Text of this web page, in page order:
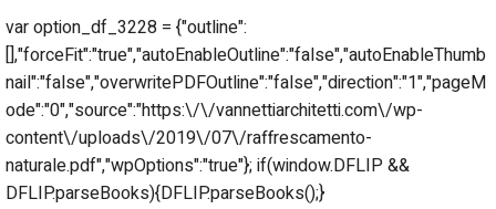
var option_df_3228 = {"outline":
[],"forceFit":"true","autoEnableOutline":"false","autoEnableThumb
nail":"false","overwritePDFOutline":"false","direction":"1","pageM
ode":"0","source":"https:\/\/vannettiarchitetti.com\/wp-
content\/uploads\/2019\/07\/raffrescamento-
naturale.pdf","wpOptions":"true"}; if(window.DFLIP &&
DFLIP.parseBooks){DFLIP.parseBooks();}